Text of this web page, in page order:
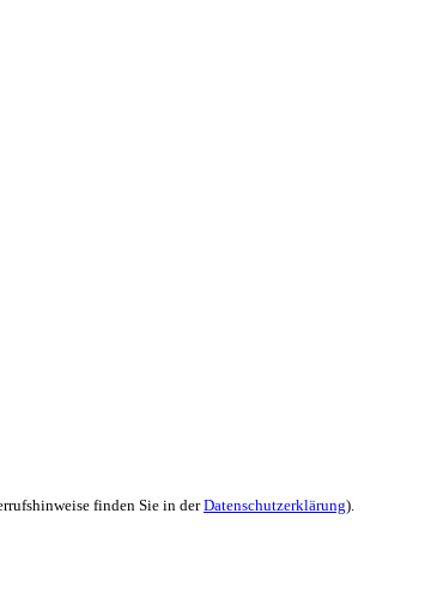
finden Sie in derDatenschutzerklärung).